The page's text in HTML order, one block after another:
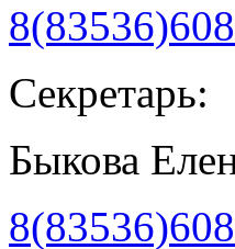
Секретарь:
Быкова